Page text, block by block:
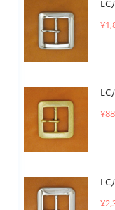
LC
LC
LC